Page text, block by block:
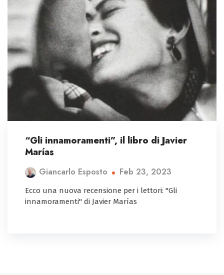
“Gli innamoramenti”, il libro di Javier
Marías
Giancarlo Esposto Feb 23, 2023
Ecco una nuova recensione per i lettori: "Gli
innamoramenti" di Javier Marías